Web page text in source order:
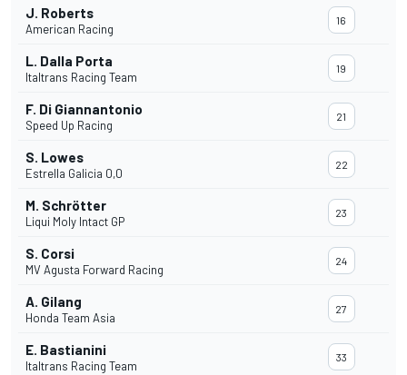
J. Roberts
American Racing
16
L. Dalla Porta
Italtrans Racing Team
19
F. Di Giannantonio
Speed Up Racing
21
S. Lowes
Estrella Galicia 0,0
22
M. Schrötter
Liqui Moly Intact GP
23
S. Corsi
MV Agusta Forward Racing
24
A. Gilang
Honda Team Asia
27
E. Bastianini
Italtrans Racing Team
33